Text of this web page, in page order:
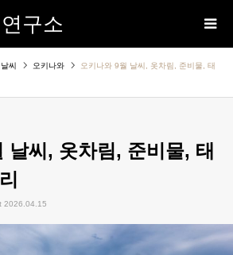
구소
날씨 오키나와
오키나와 9월 날씨, 옷차림, 준비물, 태
날씨, 옷차림, 준비물, 태
2026.04.15